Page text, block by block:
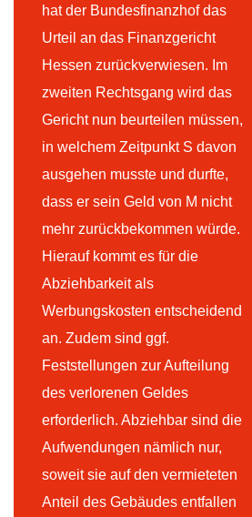
hat der Bundesfinanzhof das
Urteil an das Finanzgericht
Hessen zurückverwiesen. Im
zweiten Rechtsgang wird das
Gericht nun beurteilen müssen,
in welchem Zeitpunkt S davon
ausgehen musste und durfte,
dass er sein Geld von M nicht
mehr zurückbekommen würde.
Hierauf kommt es für die
Abziehbarkeit als
Werbungskosten entscheidend
an. Zudem sind ggf.
Feststellungen zur Aufteilung
des verlorenen Geldes
erforderlich. Abziehbar sind die
Aufwendungen nämlich nur,
soweit sie auf den vermieteten
Anteil des Gebäudes entfallen